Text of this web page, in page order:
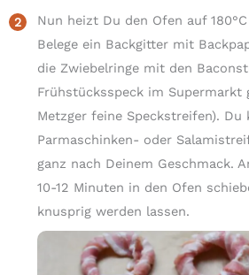
Nun heizt Du den Ofen auf
Belege ein Backgitter mit
die Zwiebelringe mit den
Frühstücksspeck im Supermarkt
Metzger feine Speckstreifen).
Parmaschinken- oder
ganz nach Deinem Geschmack.
10-12 Minuten in den Ofen
knusprig werden lassen.